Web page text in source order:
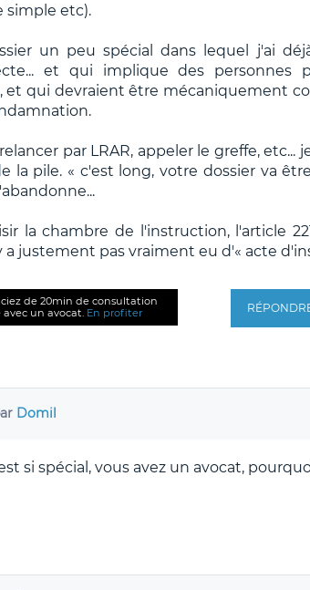
simple etc).
un peu spécial dans lequel j'ai
et qui implique des personnes
et qui devraient être mécaniquement
par LRAR, appeler le greffe, etc...
la pile. « c'est long, votre dossier va
la chambre de l'instruction, l'article
justement pas vraiment eu d'« acte
de 20min de consultation
avec un avocat. En profiter
Domil
si spécial, vous avez un avocat,